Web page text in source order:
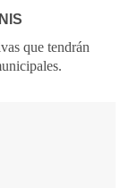
que tendrán